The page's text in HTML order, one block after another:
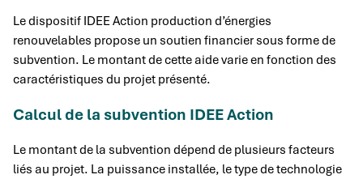
Le dispositif IDEE Action production d’énergies
renouvelables propose un soutien financier sous forme de
subvention. Le montant de cette aide varie en fonction des
caractéristiques du projet présenté.
Calcul de la subvention IDEE Action
Le montant de la subvention dépend de plusieurs facteurs
liés au projet. La puissance installée, le type de technologie